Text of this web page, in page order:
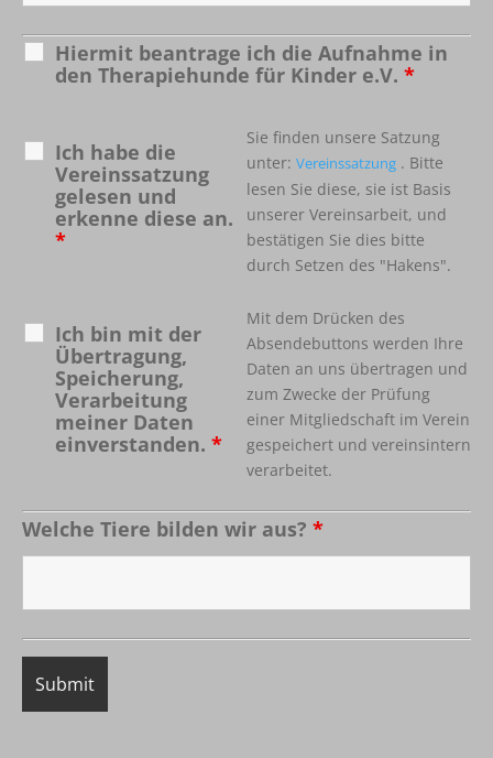
Hiermit beantrage ich die Aufnahme in
den Therapiehunde für Kinder e.V. *
Ich habe die
Vereinssatzung
gelesen und
erkenne diese an.
*
Sie finden unsere Satzung
unter: Vereinssatzung . Bitte
lesen Sie diese, sie ist Basis
unserer Vereinsarbeit, und
bestätigen Sie dies bitte
durch Setzen des "Hakens".
Ich bin mit der
Übertragung,
Speicherung,
Verarbeitung
meiner Daten
einverstanden. *
Mit dem Drücken des
Absendebuttons werden Ihre
Daten an uns übertragen und
zum Zwecke der Prüfung
einer Mitgliedschaft im Verein
gespeichert und vereinsintern
verarbeitet.
Welche Tiere bilden wir aus? *